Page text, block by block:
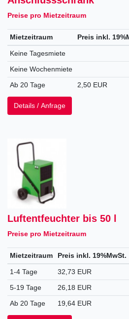
Preise pro Mietzeitraum
Mietzeitraum Preis inkl.
Keine Tagesmiete
Keine Wochenmiete
Ab 20 Tage
2,50 EUR
Details / Anfrage
Luftentfeuchter bis 50 l
Preise pro Mietzeitraum
Mietzeitraum Preis inkl. 19%MwSt.
1-4 Tage 32,73 EUR
5-19 Tage
26,18 EUR
Ab 20 Tage
19,64 EUR